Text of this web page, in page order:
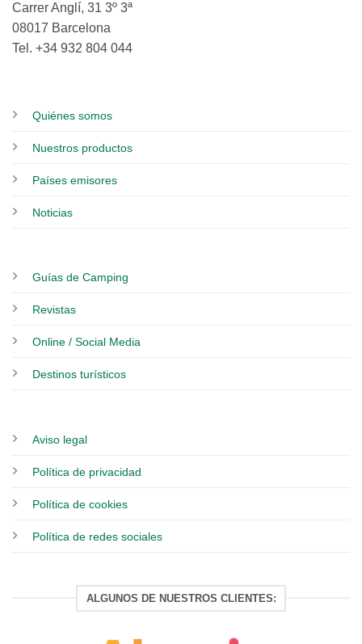
Carrer Anglí, 31 3º 3ª
08017 Barcelona
Tel. +34 932 804 044
Quiénes somos
Nuestros productos
Países emisores
Noticias
Guías de Camping
Revistas
Online / Social Media
Destinos turísticos
Aviso legal
Política de privacidad
Política de cookies
Política de redes sociales
ALGUNOS DE NUESTROS CLIENTES: